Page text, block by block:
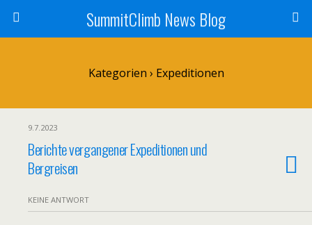
SummitClimb News Blog
Kategorien › Expeditionen
9.7.2023
Berichte vergangener Expeditionen und
Bergreisen
KEINE ANTWORT